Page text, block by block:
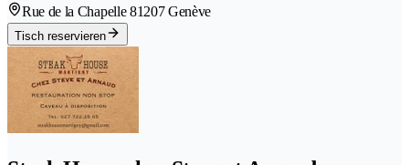
Rue de la Chapelle 81207 Genève
Tisch reservieren